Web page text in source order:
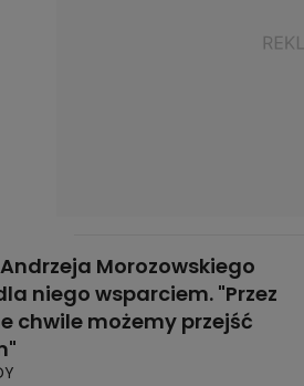
Morozowskiego
niego wsparciem. "Przez
chwile możemy przejść